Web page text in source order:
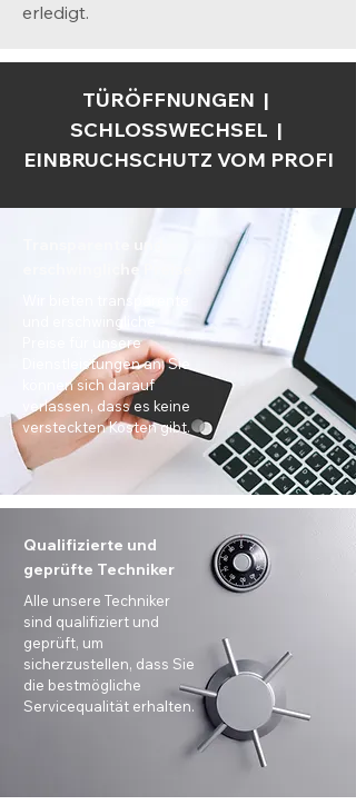
erledigt.
TÜRÖFFNUNGEN |
SCHLOSSWECHSEL |
EINBRUCHSCHUTZ VOM PROFI
Wir bieten transparente
und erschwingliche
Preise für unsere
Dienstleistungen an. Sie
können sich darauf
verlassen, dass es keine
versteckten Kosten gibt.
Qualifizierte und
geprüfte Techniker
Alle unsere Techniker
sind qualifiziert und
geprüft, um
sicherzustellen, dass Sie
die bestmögliche
Servicequalität erhalten.